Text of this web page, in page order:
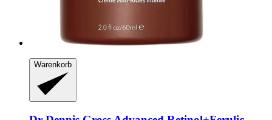
Warenkorb